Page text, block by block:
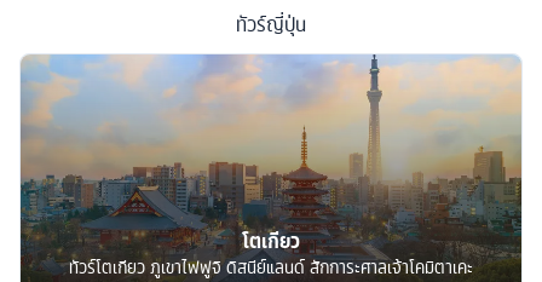
ทัวร์ญี่ปุ่น
โตเกียว
ทัวร์โตเกียว ภูเขาไฟฟูจิ ดิสนีย์แลนด์ สักการะศาลเจ้าโคมิตาเคะ